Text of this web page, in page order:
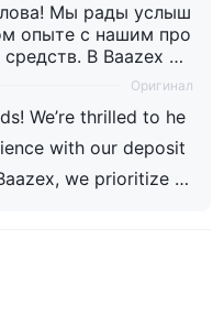
Мы рады услыш
опыте с нашим про
В Baazex м
скорости, прозра
каждой тра
нас очень важно, и
Счастливой торг
Оригинал
We’re thrilled to he
with our deposit
we prioritize s
and we’re always
🚀